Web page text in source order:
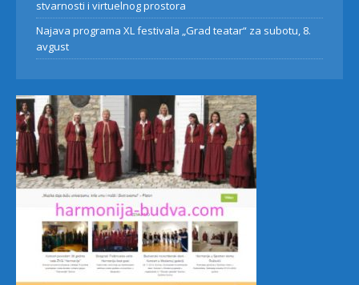
stvarnosti i virtuelnog prostora
Najava programa XL festivala „Grad teatar“ za subotu, 8.
avgust